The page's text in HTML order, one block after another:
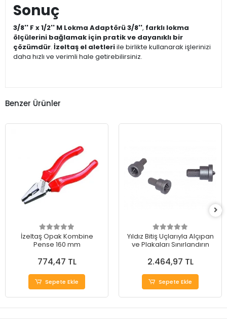
Sonuç
3/8'' F x 1/2'' M Lokma Adaptörü 3/8'', farklı lokma
ölçülerini bağlamak için pratik ve dayanıklı bir
çözümdür. İzeltaş el aletleriile birlikte kullanarak işlerinizi
daha hızlı ve verimli hale getirebilirsiniz.
Benzer Ürünler
İzeltaş Opak Kombine
Pense 160 mm
774,47 TL
Sepete Ekle
Yıldız Bitiş Uçlarıyla Alçıpan
ve Plakaları Sınırlandırın
2.464,97 TL
Sepete Ekle